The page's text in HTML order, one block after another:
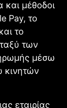
και μέθοδοι
Pay, το
το
των
μέσω
κινητών
εταιρίας